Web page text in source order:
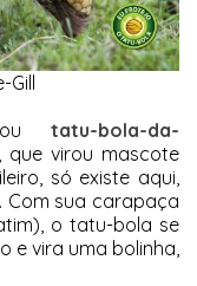
Gill
tatu-bola-da-
que virou mascote
só existe aqui,
. Com sua carapaça
o tatu-bola se
e vira uma bolinha,